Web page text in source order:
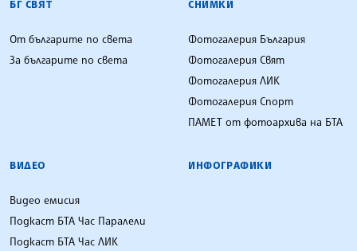
БГ СВЯТ
От българите по света
За българите по света
СНИМКИ
Фотогалерия България
Фотогалерия Свят
Фотогалерия ЛИК
Фотогалерия Спорт
ПАМЕТ от фотоархива на БТА
ВИДЕО
Видео емисия
Подкаст БТА Час Паралели
Подкаст БТА Час ЛИК
ИНФОГРАФИКИ